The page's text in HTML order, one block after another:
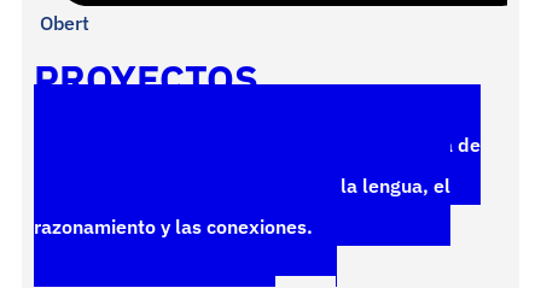
Obert
PROYECTOS
MatTeach_Discusiones sobre una enseñanza de
matemáticas que tenga en cuenta la lengua, el
razonamiento y las conexiones.